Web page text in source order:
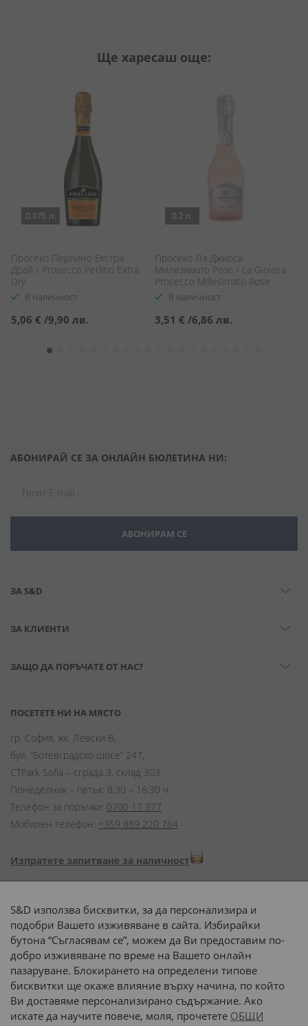
Ще харесаш още:
0.375 л.
Просеко Перлино Екстра
Драй / Prosecco Perlino Extra
Dry
В наличност
5,06 € /9,90 лв.
0.2 л.
Просеко Ла Джиоса
Милезимато Розе / La Gioiosa
Prosecco Millesimato Rose
В наличност
3,51 € /6,86 лв.
АБОНИРАЙ СЕ ЗА ОНЛАЙН БЮЛЕТИНА НИ:
АБОНИРАМ СЕ
ЗА S&D
ЗА КЛИЕНТИ
ЗАЩО ДА ПОРЪЧАТЕ ОТ НАС?
ПОСЕТЕТЕ НИ НА МЯСТО
гр. София, жк. Левски В,
бул. “Ботевградско шосе” 247,
CTPark Sofia – сграда 3, склад 303
Понеделник – петък: 8:30 – 16:30 ч.
Телефон за поръчки: 0700 17 377
Мобилен телефон: +359 889 220 764
Изпратете запитване за наличност
Начини на плащане:
Доставка до адрес с:
или
наш транспорт
S&D използва бисквитки, за да персонализира и
подобри Вашето изживяване в сайта. Избирайки
бутона “Съгласявам се”, можем да Ви предоставим по-
добро изживяване по време на Вашето онлайн
пазаруване. Блокирането на определени типове
бисквитки ще окаже влияние върху начина, по който
Ви доставяме персонализирано съдържание. Ако
искате да научите повече, моля, прочетете ОБЩИ